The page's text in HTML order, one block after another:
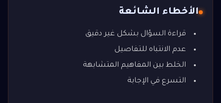
الأخطاء الشائعة
قراءة السؤال بشكل غير دقيق
عدم الانتباه للتفاصيل
الخلط بين المفاهيم المتشابهة
التسرع في الإجابة